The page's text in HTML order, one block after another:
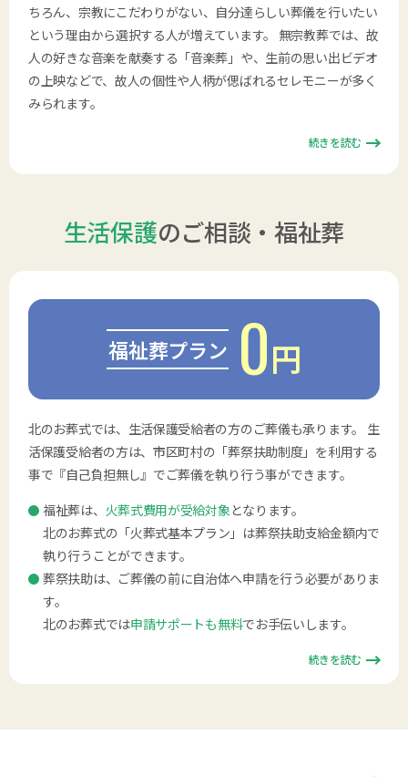
ちろん、宗教にこだわりがない、自分達らしい葬儀を行いたい
という理由から選択する人が増えています。 無宗教葬では、故
人の好きな音楽を献奏する「音楽葬」や、生前の思い出ビデオ
の上映などで、故人の個性や人柄が偲ばれるセレモニーが多く
みられます。
続きを読む
生活保護のご相談・福祉葬
福祉葬プラン 0円
北のお葬式では、生活保護受給者の方のご葬儀も承ります。 生
活保護受給者の方は、市区町村の「葬祭扶助制度」を利用する
事で『自己負担無し』でご葬儀を執り行う事ができます。
福祉葬は、 火葬式費用が受給対象となります。
北のお葬式の「火葬式基本プラン」は葬祭扶助支給金額内で
執り行うことができます。
葬祭扶助は、ご葬儀の前に自治体へ申請を行う必要がありま
す。
北のお葬式では申請サポートも無料でお手伝いします。
続きを読む